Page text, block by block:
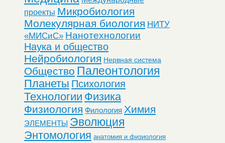
проекты Микробиология
Молекулярная биология НИТУ
«МИСиС» Нанотехнологии
Наука и общество
Нейробиология Нервная система
Общество Палеонтология
Планеты Психология
Технологии Физика
Физиология Филология Химия
ЭЛЕМЕНТЫ Эволюция
Энтомология анатомия и физиология